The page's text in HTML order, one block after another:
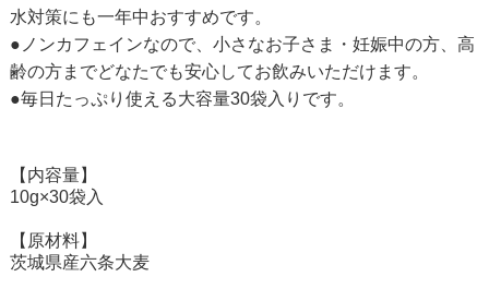
水対策にも一年中おすすめです。
●ノンカフェインなので、小さなお子さま・妊娠中の方、高
齢の方までどなたでも安心してお飲みいただけます。
●毎日たっぷり使える大容量30袋入りです。
【内容量】
10g×30袋入
【原材料】
茨城県産六条大麦